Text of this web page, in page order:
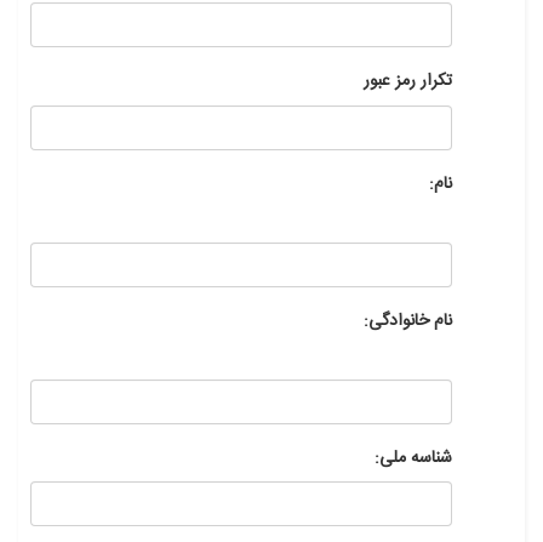
تکرار رمز عبور
نام:
نام خانوادگی:
شناسه ملی: